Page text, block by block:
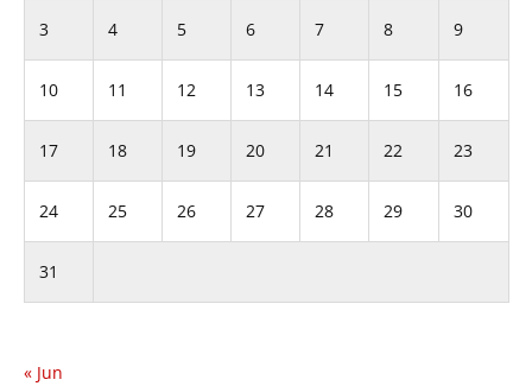
3 4 5 6 7 8 9
10 11 12 13 14 15 16
17 18 19 20 21 22 23
24 25 26 27 28 29 30
31
« Jun